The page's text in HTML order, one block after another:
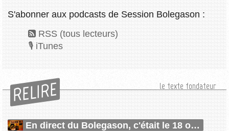
S'abonner aux podcasts de Session Bolegason :
RSS (tous lecteurs)
iTunes
RELIRE le texte fondateur
En direct du Bolegason, c'était le 18 octobre !